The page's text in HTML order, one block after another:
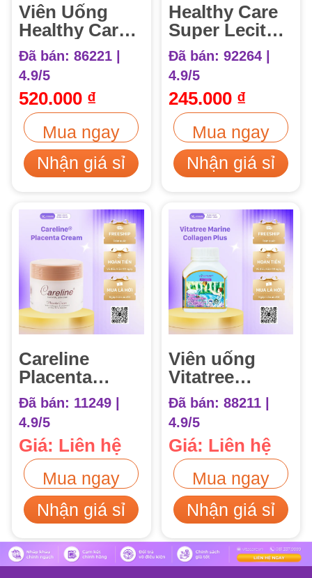
Viên Uống
Healthy Care
Ultimate
Omega 3-6-9
Hộp 200 viên
Đã bán: 86221 |
4.9/5
520.000 ₫
Mua ngay
Nhận giá sỉ
Healthy Care
Super Lecithin
1200mg Viên
Uống Mầm
Đậu Nành (100
viên)
Đã bán: 92264 |
4.9/5
245.000 ₫
Mua ngay
Nhận giá sỉ
Careline
Placenta
Cream Kem
Dưỡng Da
Nhau Thai
Cừu 100ml
Đã bán: 11249 |
4.9/5
Giá: Liên hệ
Mua ngay
Nhận giá sỉ
Viên uống
Vitatree
Marine
Collagen Plus
Hộp 100 viên
Đã bán: 88211 |
4.9/5
Giá: Liên hệ
Mua ngay
Nhận giá sỉ